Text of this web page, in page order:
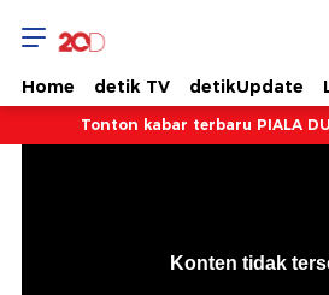
Home detik TV detikUpdate
Tonton kabar terbaru PIALA
Konten tidak